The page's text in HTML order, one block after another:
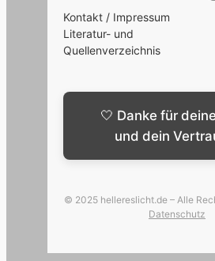
Kontakt / Impressum
Literatur- und
Quellenverzeichnis
🤍 Danke für
und dein
© 2025 hellereslicht.de – Alle
Datenschutz